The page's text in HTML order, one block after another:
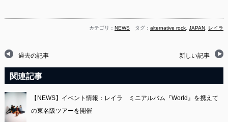
カテゴリ：NEWS タグ：alternative rock ,JAPAN レイラ
過去の記事 新しい記事
関連記事
【NEWS】イベント情報：レイラ ミニアルバム『World』を携えて
の東名阪ツアーを開催